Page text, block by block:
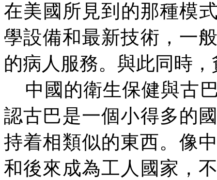
在美國所見到的那種模
學設備和最新技術，一
的病人服務。與此同時
中國的衛生保健與古
認古巴是一個小得多的
持着相類似的東西。像
和後來成為工人國家，